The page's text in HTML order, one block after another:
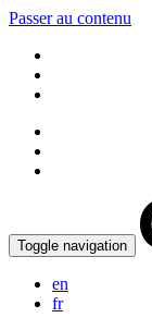
Passer au contenu
Toggle navigation
en
fr